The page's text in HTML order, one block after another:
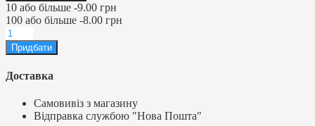
10 або більше -9.00 грн
100 або більше -8.00 грн
Доставка
Самовивіз з магазину
Відправка службою "Нова Пошта"